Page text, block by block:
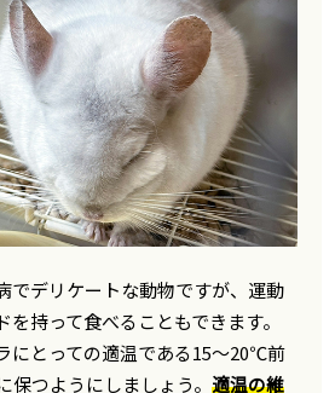
でデリケートな動物ですが、運動
持って食べることもできます。
にとっての適温である15〜20℃前
保つようにしましょう。適温の維